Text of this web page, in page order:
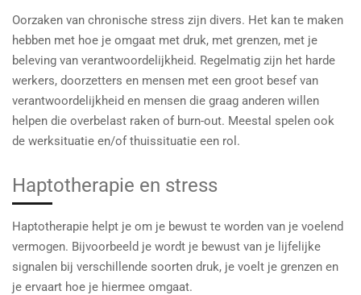
Oorzaken van chronische stress zijn divers. Het kan te maken
hebben met hoe je omgaat met druk, met grenzen, met je
beleving van verantwoordelijkheid. Regelmatig zijn het harde
werkers, doorzetters en mensen met een groot besef van
verantwoordelijkheid en mensen die graag anderen willen
helpen die overbelast raken of burn-out. Meestal spelen ook
de werksituatie en/of thuissituatie een rol.
Haptotherapie en stress
Haptotherapie helpt je om je bewust te worden van je voelend
vermogen. Bijvoorbeeld je wordt je bewust van je lijfelijke
signalen bij verschillende soorten druk, je voelt je grenzen en
je ervaart hoe je hiermee omgaat.